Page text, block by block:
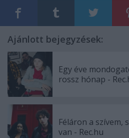
Ajánlott bejegyzések:
Egy éve
rossz hónap -
Féláron a szívem,
van - Rec.hu